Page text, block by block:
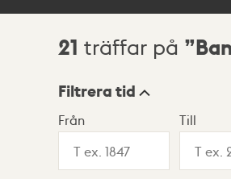
Sökresultat
21 träffar på
Visningsläge
Filtrera tid
Från Till